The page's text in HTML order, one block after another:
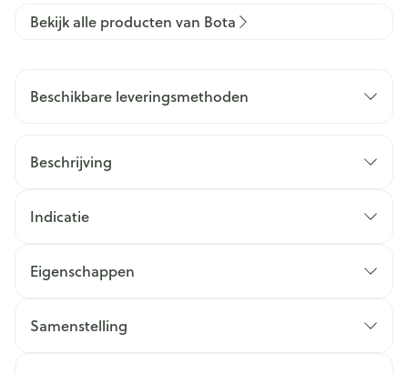
Bekijk alle producten van Bota
Beschikbare leveringsmethoden
Beschrijving
Indicatie
Eigenschappen
Samenstelling